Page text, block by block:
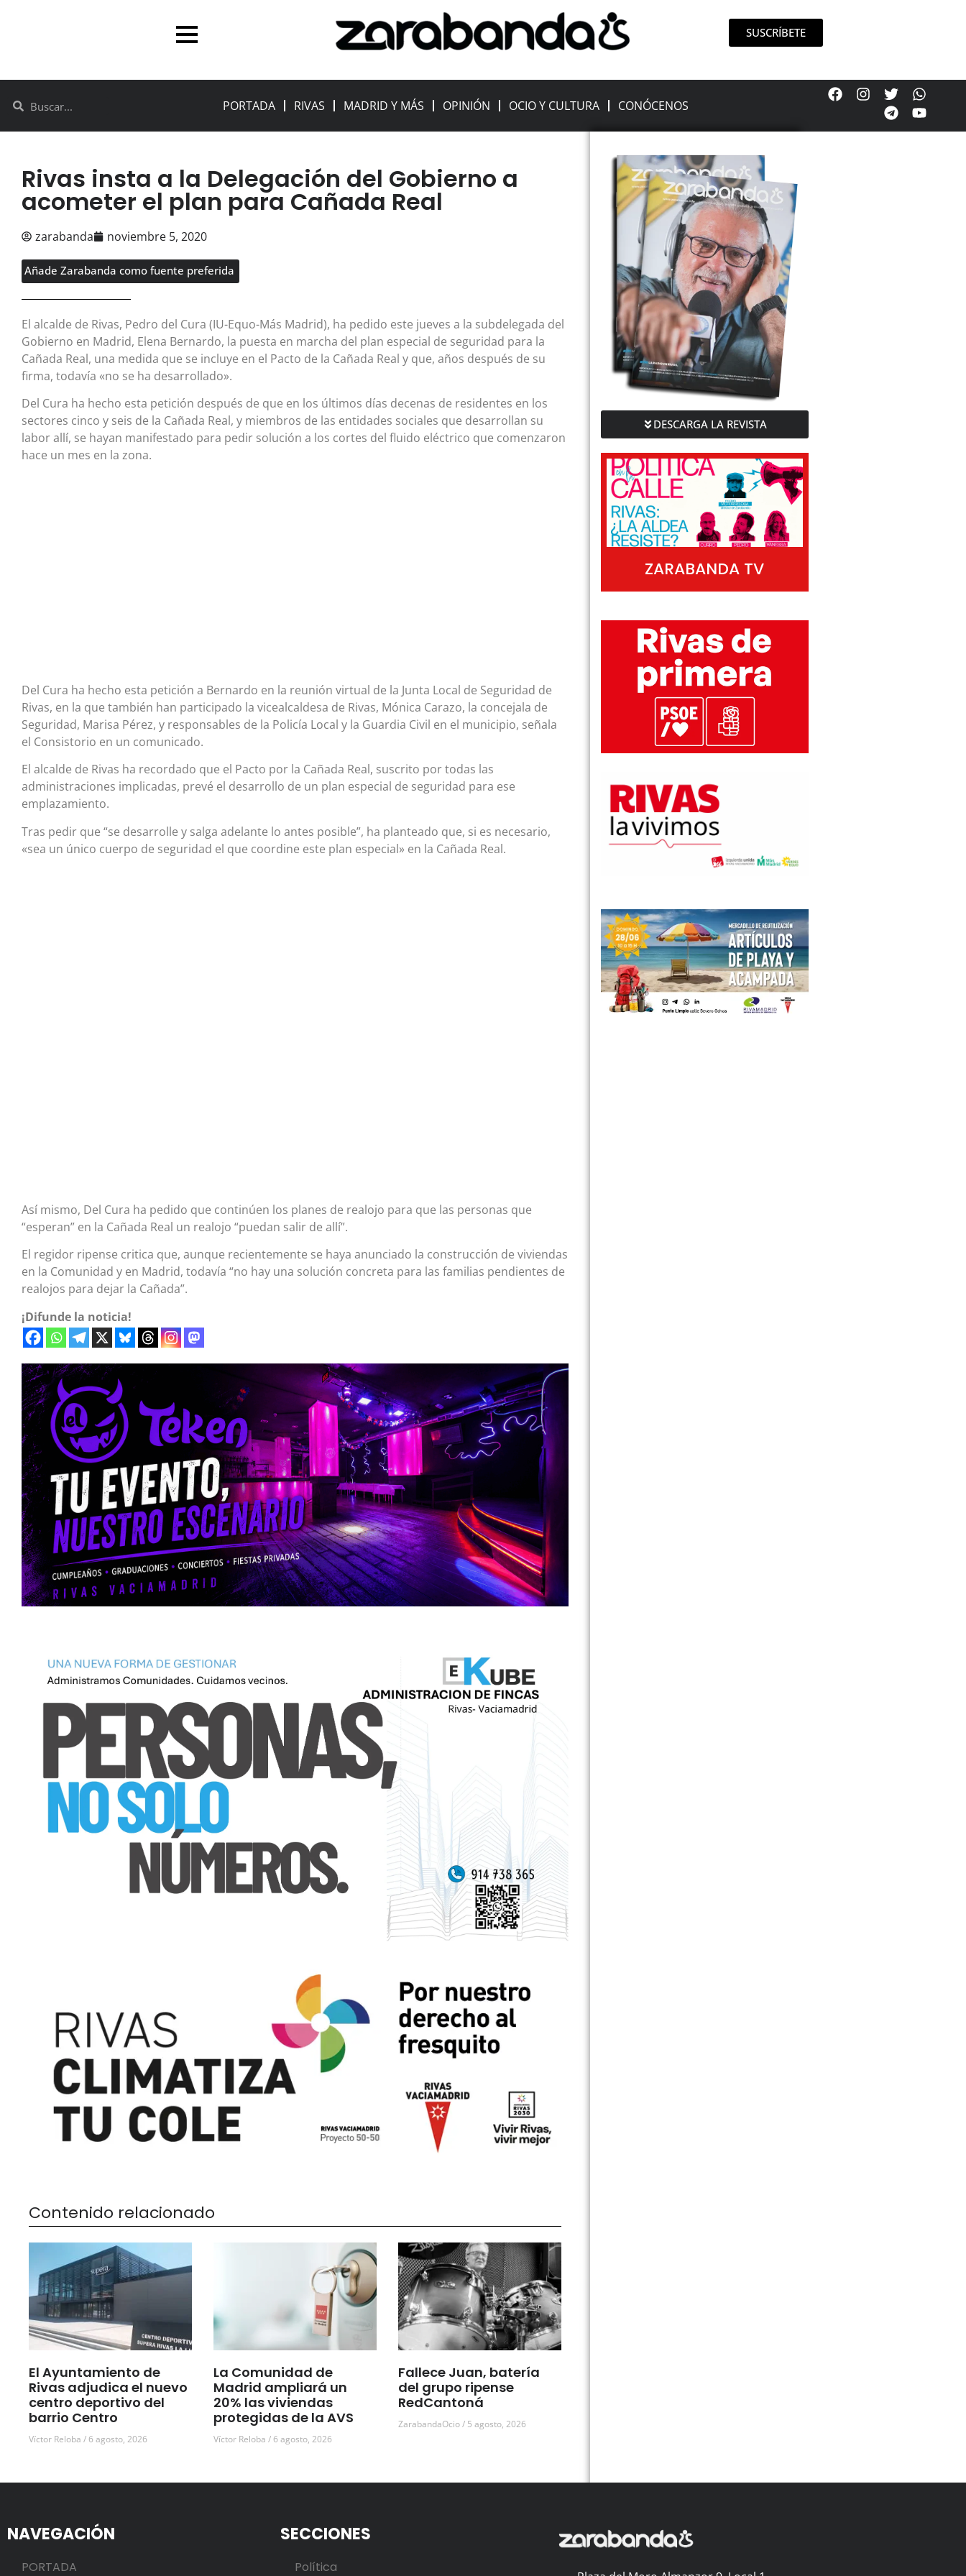
SUSCRÍBETE
PORTADA RIVAS MADRID Y MÁS OPINIÓN OCIO Y CULTURA CONÓCENOS
Rivas insta a la Delegación del Gobierno a
acometer el plan para Cañada Real
zarabanda noviembre 5, 2020
Añade Zarabanda como fuente preferida
El alcalde de Rivas, Pedro del Cura (IU-Equo-Más Madrid), ha pedido este jueves a la subdelegada del
Gobierno en Madrid, Elena Bernardo, la puesta en marcha del plan especial de seguridad para la
Cañada Real, una medida que se incluye en el Pacto de la Cañada Real y que, años después de su
firma, todavía «no se ha desarrollado».
Del Cura ha hecho esta petición después de que en los últimos días decenas de residentes en los
sectores cinco y seis de la Cañada Real, y miembros de las entidades sociales que desarrollan su
labor allí, se hayan manifestado para pedir solución a los cortes del fluido eléctrico que comenzaron
hace un mes en la zona.
Del Cura ha hecho esta petición a Bernardo en la reunión virtual de la Junta Local de Seguridad de
Rivas, en la que también han participado la vicealcaldesa de Rivas, Mónica Carazo, la concejala de
Seguridad, Marisa Pérez, y responsables de la Policía Local y la Guardia Civil en el municipio, señala
el Consistorio en un comunicado.
El alcalde de Rivas ha recordado que el Pacto por la Cañada Real, suscrito por todas las
administraciones implicadas, prevé el desarrollo de un plan especial de seguridad para ese
emplazamiento.
Tras pedir que “se desarrolle y salga adelante lo antes posible”, ha planteado que, si es necesario,
«sea un único cuerpo de seguridad el que coordine este plan especial» en la Cañada Real.
Así mismo, Del Cura ha pedido que continúen los planes de realojo para que las personas que
“esperan” en la Cañada Real un realojo “puedan salir de allí”.
El regidor ripense critica que, aunque recientemente se haya anunciado la construcción de viviendas
en la Comunidad y en Madrid, todavía “no hay una solución concreta para las familias pendientes de
realojos para dejar la Cañada”.
¡Difunde la noticia!
Contenido relacionado
El Ayuntamiento de
Rivas adjudica el nuevo
centro deportivo del
barrio Centro
Víctor Reloba 6 agosto, 2026
La Comunidad de
Madrid ampliará un
20% las viviendas
protegidas de la AVS
Víctor Reloba 6 agosto, 2026
Fallece Juan, batería
del grupo ripense
RedCantoná
ZarabandaOcio 5 agosto, 2026
DESCARGA LA REVISTA
ZARABANDA TV
NAVEGACIÓN
PORTADA
SECCIONES
Política